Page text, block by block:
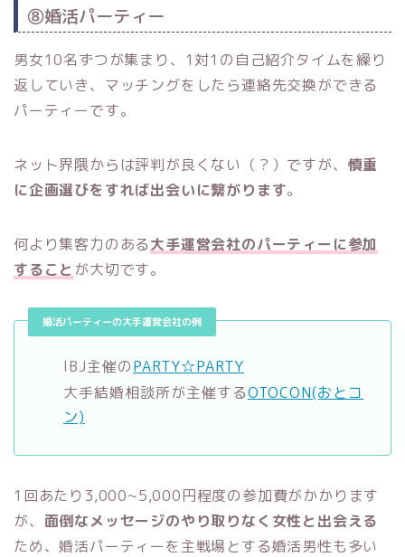
⑧婚活パーティー
男女10名ずつが集まり、1対1の自己紹介タイムを繰り
返していき、マッチングをしたら連絡先交換ができる
パーティーです。
ネット界隈からは評判が良くない（？）ですが、 慎重
に企画選びをすれば出会いに繋がります。
何より集客力のある大手運営会社のパーティーに参加
すること が大切です。
婚活パーティーの大手運営会社の例
IBJ主催のPARTY☆PARTY
大手結婚相談所が主催するOTOCON(おとコ
ン)
1回あたり3,000~5,000円程度の参加費がかかります
が、 面倒なメッセージのやり取りなく女性と出会える
ため、婚活パーティーを主戦場とする婚活男性も多い